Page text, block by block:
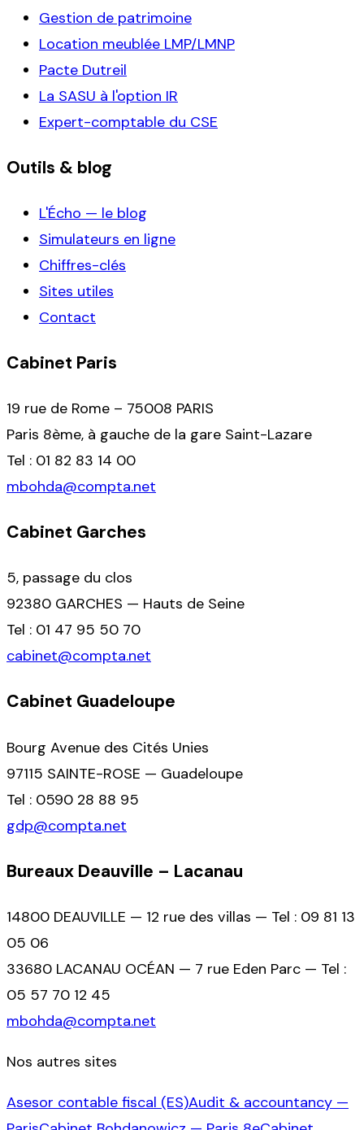
Gestion de patrimoine
Location meublée LMP/LMNP
Pacte Dutreil
La SASU à l'option IR
Expert-comptable du CSE
Outils & blog
L'Écho — le blog
Simulateurs en ligne
Chiffres-clés
Sites utiles
Contact
Cabinet Paris
19 rue de Rome – 75008 PARIS
Paris 8ème, à gauche de la gare Saint-Lazare
Tel : 01 82 83 14 00
mbohda@compta.net
Cabinet Garches
5, passage du clos
92380 GARCHES — Hauts de Seine
Tel : 01 47 95 50 70
cabinet@compta.net
Cabinet Guadeloupe
Bourg Avenue des Cités Unies
97115 SAINTE-ROSE — Guadeloupe
Tel : 0590 28 88 95
gdp@compta.net
Bureaux Deauville – Lacanau
14800 DEAUVILLE — 12 rue des villas — Tel : 09 81 13
05 06
33680 LACANAU OCÉAN — 7 rue Eden Parc — Tel :
05 57 70 12 45
mbohda@compta.net
Nos autres sites
Asesor contable fiscal (ES)Audit & accountancy —